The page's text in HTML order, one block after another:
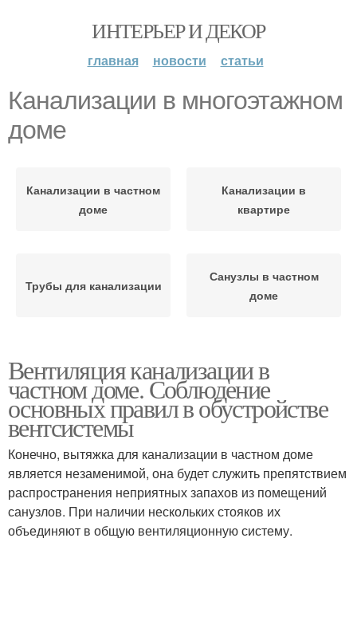
ИНТЕРЬЕР И ДЕКОР
главная новости статьи
Канализации в многоэтажном
доме
Канализации в частном
доме
Канализации в
квартире
Трубы для канализации
Санузлы в частном
доме
Вентиляция канализации в
частном доме. Соблюдение
основных правил в обустройстве
вентсистемы
Конечно, вытяжка для канализации в частном доме
является незаменимой, она будет служить препятствием
распространения неприятных запахов из помещений
санузлов. При наличии нескольких стояков их
объединяют в общую вентиляционную систему.